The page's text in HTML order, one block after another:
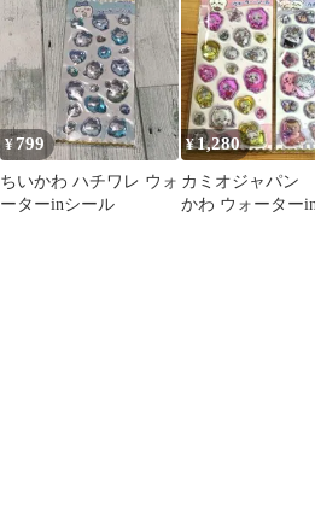
¥799
ちいかわ ハチワレ ウォ
ーターinシール
¥1,280
カミオジャパン
かわ ウォーターin